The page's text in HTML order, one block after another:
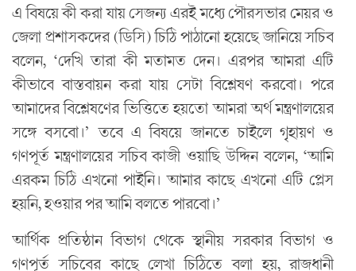
এ বিষয়ে কী করা যায় সেজন‌্য এরই মধ‌্যে পৌরসভার মেয়র ও
জেলা প্রশাসকদের (ডিসি) চিঠি পাঠানো হয়েছে জানিয়ে সচিব
বলেন, ‘দেখি তারা কী মতামত দেন। এরপর আমরা এটি
কীভাবে বাস্তবায়ন করা যায় সেটা বিশ্লেষণ করবো। পরে
আমাদের বিশ্লেষণের ভিত্তিতে হয়তো আমরা অর্থ মন্ত্রণালয়ের
সঙ্গে বসবো।’ তবে এ বিষয়ে জানতে চাইলে গৃহায়ণ ও
গণপূর্ত মন্ত্রণালয়ের সচিব কাজী ওয়াছি উদ্দিন বলেন, ‘আমি
এরকম চিঠি এখনো পাইনি। আমার কাছে এখনো এটি প্লেস
হয়নি, হওয়ার পর আমি বলতে পারবো।’
আর্থিক প্রতিষ্ঠান বিভাগ থেকে স্থানীয় সরকার বিভাগ ও
গণপূর্ত সচিবের কাছে লেখা চিঠিতে বলা হয়, রাজধানী